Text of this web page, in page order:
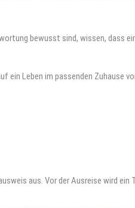
bewusst sind, wissen, dass
Leben im passenden Zuhause
aus. Vor der Ausreise wird